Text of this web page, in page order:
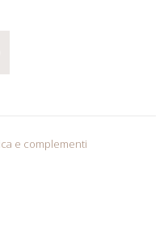
e complementi